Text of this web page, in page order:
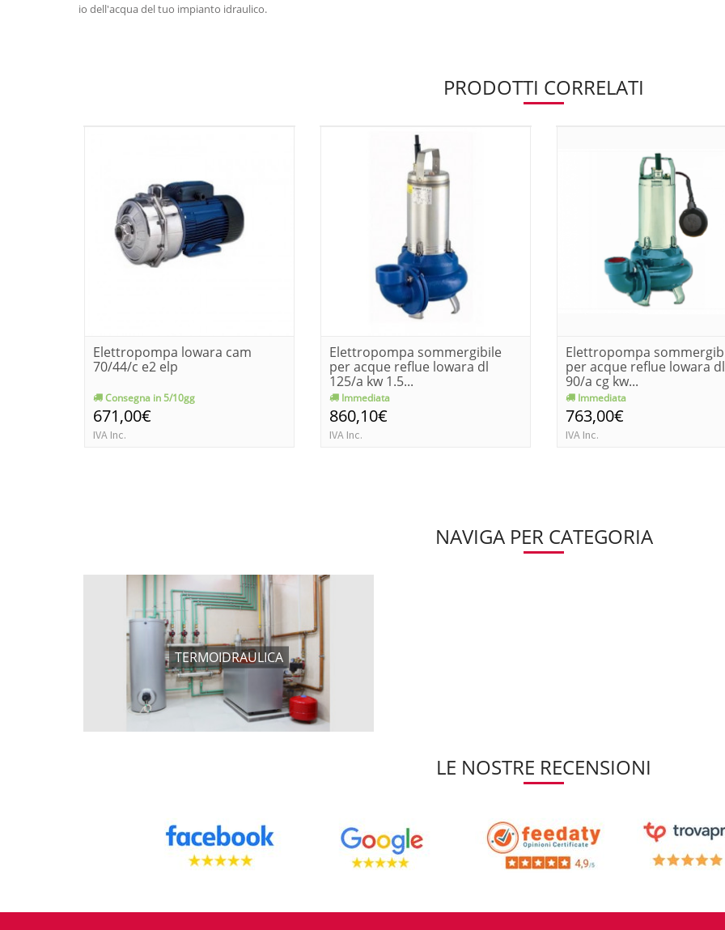
io dell'acqua del tuo impianto idraulico.
PRODOTTI CORRELATI
Elettropompa lowara cam
70/44/c e2 elp
Consegna in 5/10gg
671,00€
IVA Inc.
Elettropompa sommergibile
per acque reflue lowara dl
125/a kw 1.5...
Immediata
860,10€
IVA Inc.
Elettropompa
per acque reflue lowara
90/a cg kw...
Immediata
763,00€
IVA Inc.
NAVIGA PER CATEGORIA
TERMOIDRAULICA
LE NOSTRE RECENSIONI